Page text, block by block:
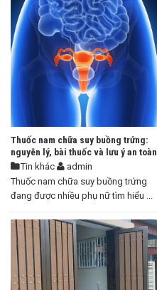
Thuốc nam chữa suy buồng trứng:
nguyên lý, bài thuốc và lưu ý an toàn
Tin khác
admin
Thuốc nam chữa suy buồng trứng
đang được nhiều phụ nữ tìm hiểu ...